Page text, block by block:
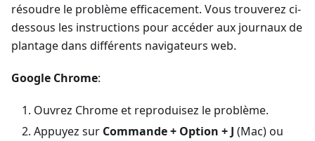
résoudre le problème efficacement. Vous trouverez ci-
dessous les instructions pour accéder aux journaux de
plantage dans différents navigateurs web.
Google Chrome:
Ouvrez Chrome et reproduisez le problème.
Appuyez sur Commande + Option + J (Mac) ou